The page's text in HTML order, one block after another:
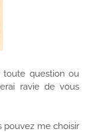
toute question ou
ravie de vous
pouvez me choisir